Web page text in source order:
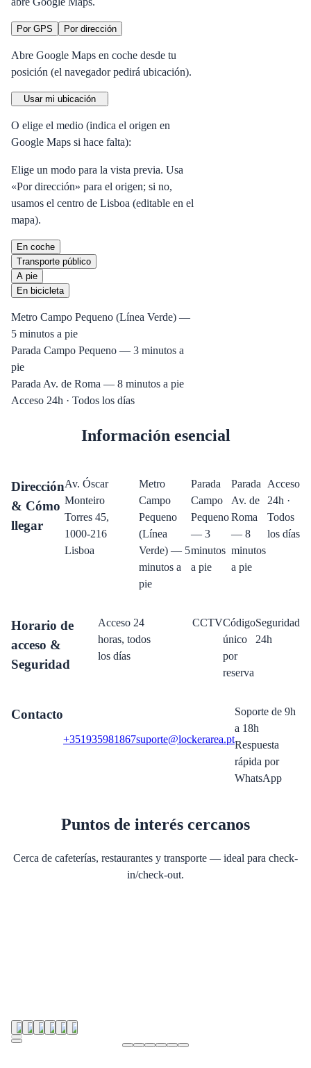
Por GPS Por dirección
Abre Google Maps en coche desde tu
posición (el navegador pedirá ubicación).
Usar mi ubicación
O elige el medio (indica el origen en
Google Maps si hace falta):
Elige un modo para la vista previa. Usa
«Por dirección» para el origen; si no,
usamos el centro de Lisboa (editable en el
mapa).
En coche
Transporte público
A pie
En bicicleta
Metro Campo Pequeno (Línea Verde) —
5 minutos a pie
Parada Campo Pequeno — 3 minutos a
pie
Parada Av. de Roma — 8 minutos a pie
Acceso 24h · Todos los días
Información esencial
Dirección
& Cómo
llegar
Av. Óscar
Monteiro
Torres 45,
1000-216
Lisboa
Metro
Campo
Pequeno
(Línea
Verde) — 5
minutos a
pie
Parada
Campo
Pequeno
— 3
minutos
a pie
Parada
Av. de
Roma
— 8
minutos
a pie
Acceso
24h ·
Todos
los días
Horario de
acceso &
Seguridad
Acceso 24
horas, todos
los días
CCTVCódigo
único
por
reserva
Seguridad
24h
Contacto
+351935981867suporte@lockerarea.pt
Soporte de 9h
a 18h
Respuesta
rápida por
WhatsApp
Puntos de interés cercanos
Cerca de cafeterías, restaurantes y transporte — ideal para check-
in/check-out.